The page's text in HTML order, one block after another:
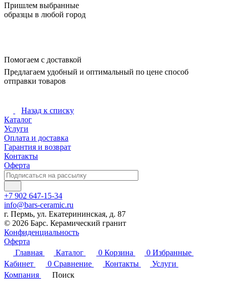
Пришлем выбранные
образцы в любой город
Помогаем с доставкой
Предлагаем удобный и оптимальный по цене способ
отправки товаров
Назад к списку
Каталог
Услуги
Оплата и доставка
Гарантия и возврат
Контакты
Оферта
+7 902 647-15-34
info@bars-ceramic.ru
г. Пермь, ул. Екатерининская, д. 87
© 2026 Барс. Керамический гранит
Конфиденциальность
Оферта
Главная
Каталог 0 Корзина 0 Избранные
Кабинет
0 Сравнение Контакты
Услуги
Компания
Поиск